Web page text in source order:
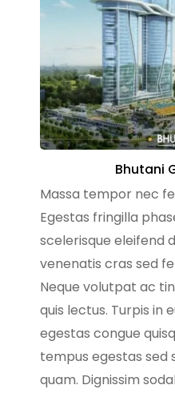
Bhutani
Massa tempor nec
Egestas fringilla
scelerisque eleifend
venenatis cras sed
Neque volutpat ac
quis lectus. Turpis in
egestas congue
tempus egestas sed
quam. Dignissim